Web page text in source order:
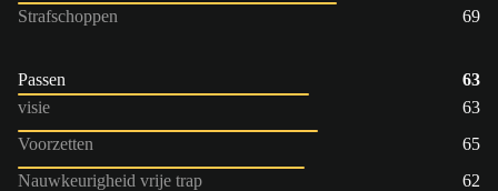
Strafschoppen
69
Passen
63
visie
63
Voorzetten
65
Nauwkeurigheid vrije trap
62